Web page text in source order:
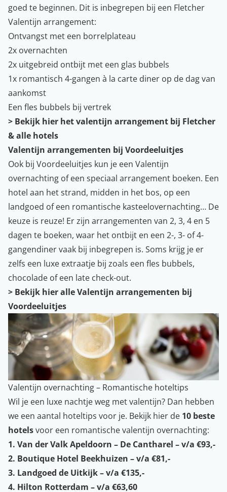
goed te beginnen. Dit is inbegrepen bij een Fletcher
Valentijn arrangement:
Ontvangst met een borrelplateau
2x overnachten
2x uitgebreid ontbijt met een glas bubbels
1x romantisch 4-gangen à la carte diner op de dag van
aankomst
Een fles bubbels bij vertrek
> Bekijk hier het valentijn arrangement bij Fletcher
& alle hotels
Valentijn arrangementen bij Voordeeluitjes
Ook bij Voordeeluitjes kun je een Valentijn
overnachting of een speciaal arrangement boeken. Een
hotel aan het strand, midden in het bos, op een
landgoed of een romantische kasteelovernachting… De
keuze is reuze! Er zijn arrangementen van 2, 3, 4 en 5
dagen te boeken, waar het ontbijt en een 2-, 3- of 4-
gangendiner vaak bij inbegrepen is. Soms krijg je er
zelfs een luxe extraatje bij zoals een fles bubbels,
chocolade of een late check-out.
> Bekijk hier alle Valentijn arrangementen bij
Voordeeluitjes
Valentijn overnachting – Romantische hoteltips
Wil je een luxe nachtje weg met valentijn? Dan hebben
we een aantal hoteltips voor je. Bekijk hier de 10 beste
hotelsvoor een romantische valentijn overnachting:
1. Van der Valk Apeldoorn – De Cantharel – v/a €93,-
2. Boutique Hotel Beekhuizen – v/a €81,-
3. Landgoed de Uitkijk – v/a €135,-
4. Hilton Rotterdam – v/a €63,60